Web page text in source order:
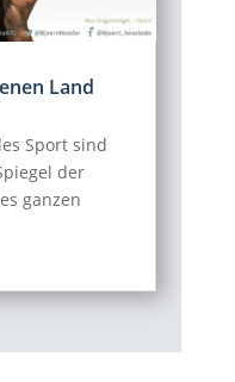
Land
Sport sind
der
ganzen